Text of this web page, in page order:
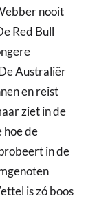
nooit
Red Bull
Australiër
en reist
ziet in de
hoe de
in de
is zó boos